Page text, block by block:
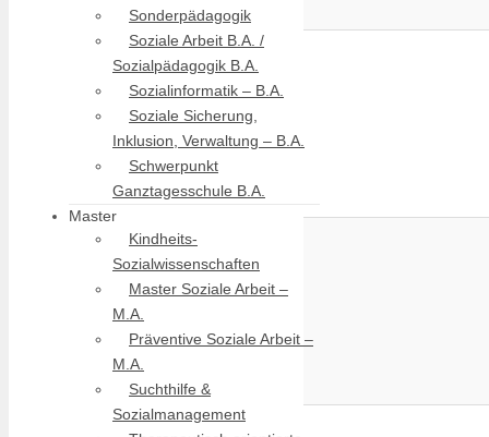
Sonderpädagogik
Soziale Arbeit B.A. /
Sozialpädagogik B.A.
Sozialinformatik – B.A.
Soziale Sicherung,
Inklusion, Verwaltung – B.A.
Schwerpunkt
Ganztagesschule B.A.
Master
Kindheits-
Sozialwissenschaften
Master Soziale Arbeit –
M.A.
Präventive Soziale Arbeit –
M.A.
Suchthilfe &
Sozialmanagement